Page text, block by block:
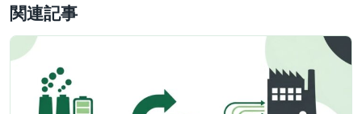
関連記事